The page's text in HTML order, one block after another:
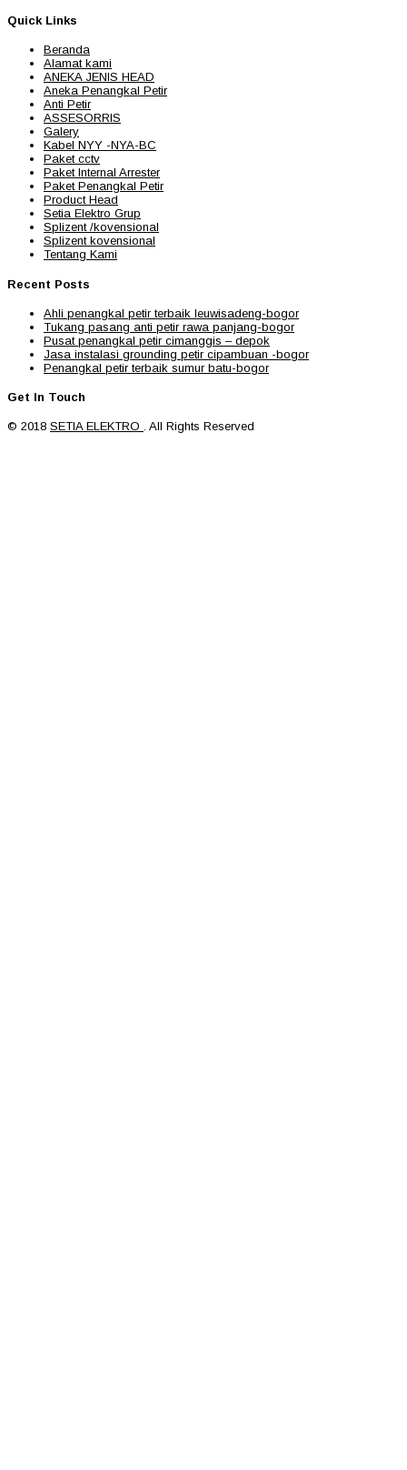
Quick Links
Beranda
Alamat kami
ANEKA JENIS HEAD
Aneka Penangkal Petir
Anti Petir
ASSESORRIS
Galery
Kabel NYY -NYA-BC
Paket cctv
Paket Internal Arrester
Paket Penangkal Petir
Product Head
Setia Elektro Grup
Splizent /kovensional
Splizent kovensional
Tentang Kami
Recent Posts
Ahli penangkal petir terbaik leuwisadeng-bogor
Tukang pasang anti petir rawa panjang-bogor
Pusat penangkal petir cimanggis – depok
Jasa instalasi grounding petir cipambuan -bogor
Penangkal petir terbaik sumur batu-bogor
Get In Touch
© 2018 SETIA ELEKTRO . All Rights Reserved